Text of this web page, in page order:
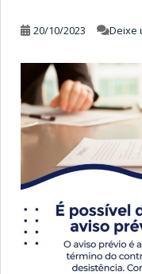
20/10/2023 Deixe